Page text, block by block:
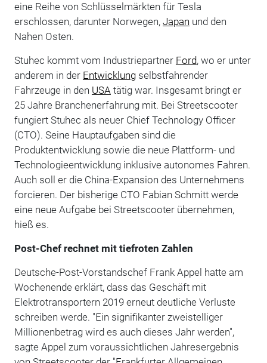
eine Reihe von Schlüsselmärkten für Tesla
erschlossen, darunter Norwegen, Japan und den
Nahen Osten.
Stuhec kommt vom Industriepartner Ford, wo er unter
anderem in der Entwicklungselbstfahrender
Fahrzeuge in den USA tätig war. Insgesamt bringt er
25 Jahre Branchenerfahrung mit. Bei Streetscooter
fungiert Stuhec als neuer Chief Technology Officer
(CTO). Seine Hauptaufgaben sind die
Produktentwicklung sowie die neue Plattform- und
Technologieentwicklung inklusive autonomes Fahren.
Auch soll er die China-Expansion des Unternehmens
forcieren. Der bisherige CTO Fabian Schmitt werde
eine neue Aufgabe bei Streetscooter übernehmen,
hieß es.
Post-Chef rechnet mit tiefroten Zahlen
Deutsche-Post-Vorstandschef Frank Appel hatte am
Wochenende erklärt, dass das Geschäft mit
Elektrotransportern 2019 erneut deutliche Verluste
schreiben werde. "Ein signifikanter zweistelliger
Millionenbetrag wird es auch dieses Jahr werden",
sagte Appel zum voraussichtlichen Jahresergebnis